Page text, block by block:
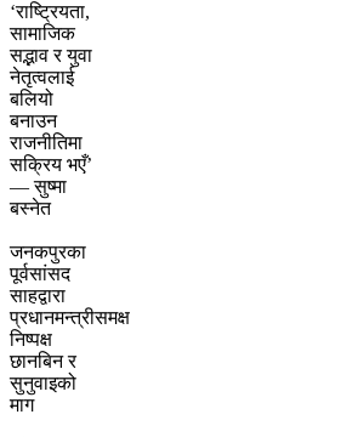
‘राष्ट्रियता,
सामाजिक
सद्भाव र युवा
नेतृत्वलाई
बलियो
बनाउन
राजनीतिमा
सक्रिय भएँ’
— सुष्मा
बस्नेत
जनकपुरका
पूर्वसांसद
साहद्वारा
प्रधानमन्त्रीसमक्ष
निष्पक्ष
छानबिन र
सुनुवाइको
माग